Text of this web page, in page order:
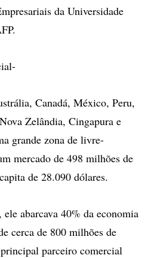
da Universidade
Canadá, México, Peru,
Zelândia, Cingapura e
grande zona de livre-
mercado de 498 milhões de
de 28.090 dólares.
abarcava 40% da economia
cerca de 800 milhões de
parceiro comercial